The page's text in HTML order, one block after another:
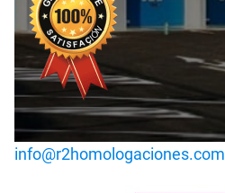
info@r2homologaciones.com